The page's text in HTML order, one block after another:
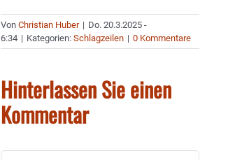
VonChristian Huber | Do. 20.3.2025 -
6:34 | Kategorien:Schlagzeilen | 0 Kommentare
Hinterlassen Sie einen
Kommentar